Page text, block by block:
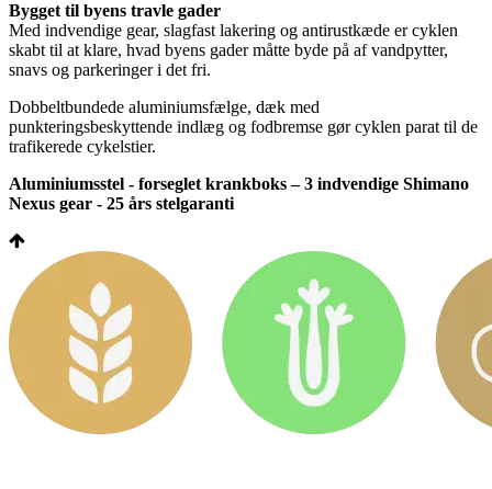
Bygget til byens travle gader
Med indvendige gear, slagfast lakering og antirustkæde er cyklen
skabt til at klare, hvad byens gader måtte byde på af vandpytter,
snavs og parkeringer i det fri.
Dobbeltbundede aluminiumsfælge, dæk med
punkteringsbeskyttende indlæg og fodbremse gør cyklen parat til de
trafikerede cykelstier.
Aluminiumsstel - forseglet krankboks – 3 indvendige Shimano
Nexus gear - 25 års stelgaranti